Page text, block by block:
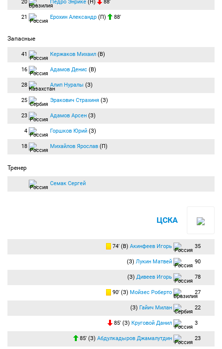
20 Педро Энрике (Н) 88′
21 Ерохин Александр (П) 88′
Запасные
41 Кержаков Михаил (В)
16 Адамов Денис (В)
28 Алип Нуралы (З)
25 Эракович Страхиня (З)
23 Адамов Арсен (З)
4 Горшков Юрий (З)
18 Михайлов Ярослав (П)
Тренер
Семак Сергей
ЦСКА
74′ (В) Акинфеев Игорь 35
(З) Лукин Матвей 90
(З) Дивеев Игорь 78
90′ (З) Мойзес Роберто 27
(З) Гайич Милан 22
85′ (З) Круговой Данил 3
85′ (З) Абдулкадыров Джамалутдин 23